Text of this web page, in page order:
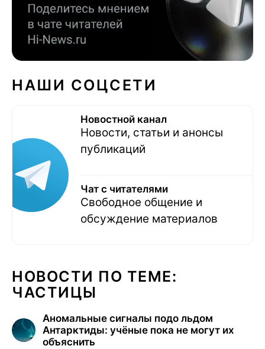
НАШИ СОЦСЕТИ
Новостной канал
Новости, статьи и анонсы
публикаций
Чат с читателями
Свободное общение и
обсуждение материалов
НОВОСТИ ПО ТЕМЕ:
ЧАСТИЦЫ
Аномальные сигналы подо льдом
Антарктиды: учёные пока не могут их
объяснить